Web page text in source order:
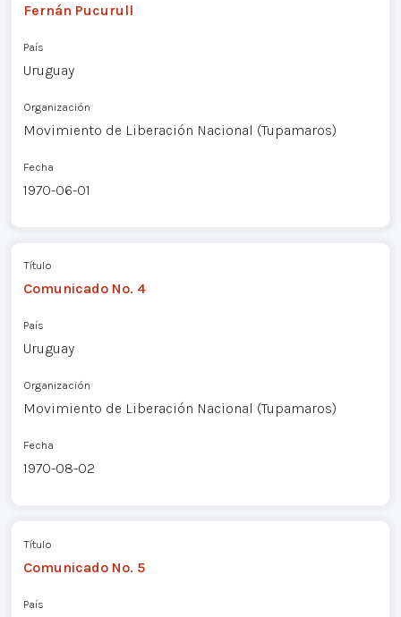
Fernán Pucurull
País
Uruguay
Organización
Movimiento de Liberación Nacional (Tupamaros)
Fecha
1970-06-01
Título
Comunicado No. 4
País
Uruguay
Organización
Movimiento de Liberación Nacional (Tupamaros)
Fecha
1970-08-02
Título
Comunicado No. 5
País